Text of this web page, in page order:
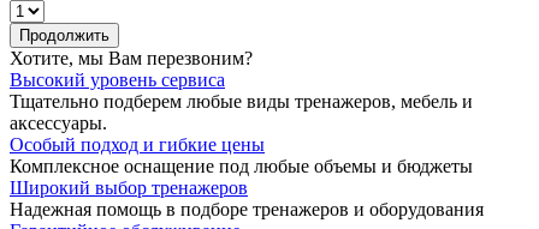
Продолжить
Хотите, мы Вам перезвоним?
Высокий уровень сервиса
Тщательно подберем любые виды тренажеров, мебель и
аксессуары.
Особый подход и гибкие цены
Комплексное оснащение под любые объемы и бюджеты
Широкий выбор тренажеров
Надежная помощь в подборе тренажеров и оборудования